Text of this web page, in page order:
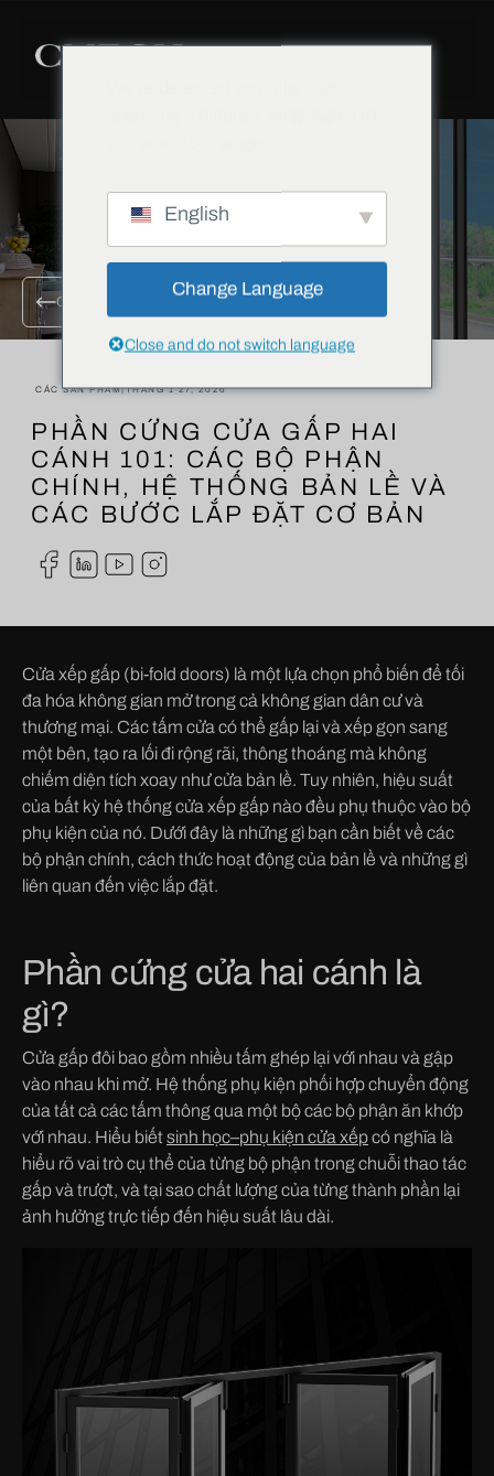
QUAY LẠI TẤT CẢ CÁC BLOG
CÁC SẢN PHẨM|THÁNG 1 27, 2026
PHẦN CỨNG CỬA GẤP HAI
CÁNH 101: CÁC BỘ PHẬN
CHÍNH, HỆ THỐNG BẢN LỀ VÀ
CÁC BƯỚC LẮP ĐẶT CƠ BẢN
Cửa xếp gấp (bi-fold doors) là một lựa chọn phổ biến để tối
đa hóa không gian mở trong cả không gian dân cư và
thương mại. Các tấm cửa có thể gấp lại và xếp gọn sang
một bên, tạo ra lối đi rộng rãi, thông thoáng mà không
chiếm diện tích xoay như cửa bản lề. Tuy nhiên, hiệu suất
của bất kỳ hệ thống cửa xếp gấp nào đều phụ thuộc vào bộ
phụ kiện của nó. Dưới đây là những gì bạn cần biết về các
bộ phận chính, cách thức hoạt động của bản lề và những gì
liên quan đến việc lắp đặt.
Phần cứng cửa hai cánh là
gì?
Cửa gấp đôi bao gồm nhiều tấm ghép lại với nhau và gập
vào nhau khi mở. Hệ thống phụ kiện phối hợp chuyển động
của tất cả các tấm thông qua một bộ các bộ phận ăn khớp
với nhau. Hiểu biết sinh học–phụ kiện cửa xếpcó nghĩa là
hiểu rõ vai trò cụ thể của từng bộ phận trong chuỗi thao tác
gấp và trượt, và tại sao chất lượng của từng thành phần lại
ảnh hưởng trực tiếp đến hiệu suất lâu dài.
English
Change Language
Close and do not switch language